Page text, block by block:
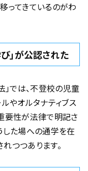
ってきているのがわ
」が公認された
では、不登校の児童
やオルタナティブス
要性が法律で明記さ
した場への通学を在
つつあります。